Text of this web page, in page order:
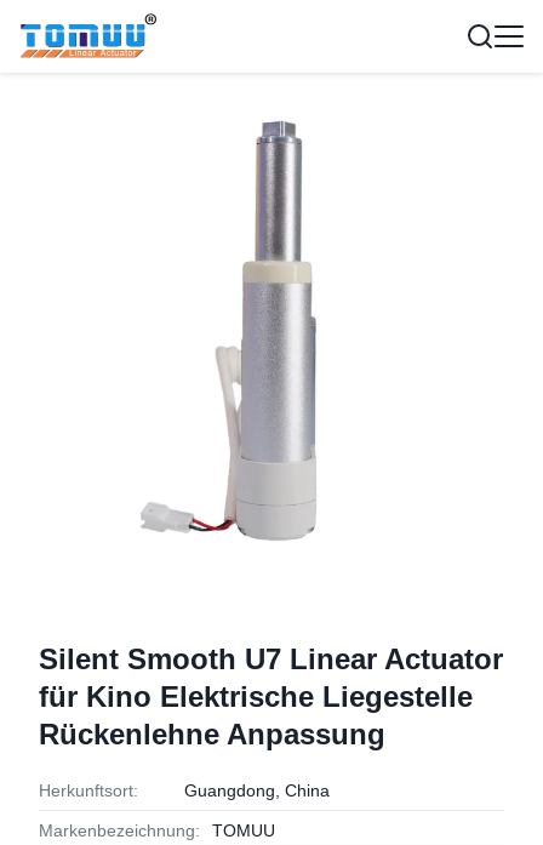
Silent Smooth U7 Linear Actuator
für Kino Elektrische Liegestelle
Rückenlehne Anpassung
Herkunftsort: Guangdong, China
Markenbezeichnung: TOMUU